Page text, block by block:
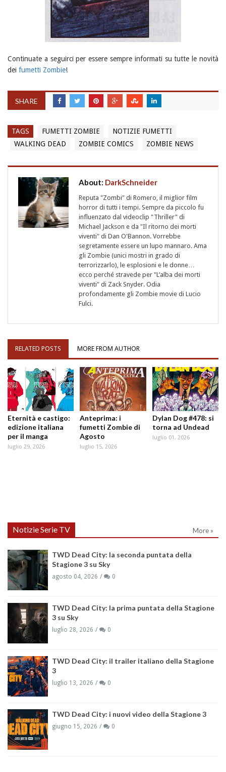
Continuate a seguirci per essere sempre informati su tutte le novità
dei fumetti Zombie!
SHARE
TAGS FUMETTI ZOMBIE
NOTIZIE FUMETTI
WALKING DEAD
ZOMBIE COMICS ZOMBIE NEWS
About: DarkSchneider
Reputa "Zombi" di Romero, il miglior film
horror di tutti i tempi. Sempre da piccolo fu
influenzato dal videoclip "Thriller" di
Michael Jackson e da "Il ritorno dei morti
viventi" di Dan O'Bannon. Vorrebbe
segretamente essere un lupo mannaro. Ama
gli Zombie (unici mostri in grado di
terrorizzarlo), le esplosioni e le donne…
ecco perché stravede per "L’alba dei morti
viventi" di Zack Snyder. Odia
profondamente gli Zombie movie di Lucio
Fulci.
RELATED POSTS MORE FROM AUTHOR
Eternità e castigo:
edizione italiana
per il manga
luglio 29, 2026
Anteprima: i
fumetti Zombie di
Agosto
luglio 15, 2026
Dylan Dog #478: si
torna ad Undead
luglio 01, 2026
Notizie Serie TV More »
TWD Dead City: la seconda puntata della
Stagione 3 su Sky
agosto 04, 2026 0
TWD Dead City: la prima puntata della Stagione
3 su Sky
luglio 28, 2026 0
TWD Dead City: il trailer italiano della Stagione
3
luglio 13, 2026 0
TWD Dead City: i nuovi video della Stagione 3
giugno 15, 2026 0